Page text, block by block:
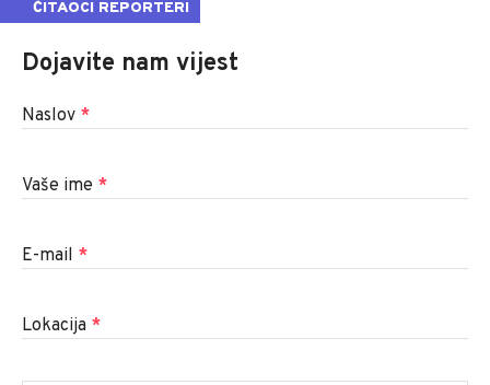
ČITAOCI REPORTERI
Dojavite nam vijest
Naslov *
Vaše ime *
E-mail *
Lokacija *